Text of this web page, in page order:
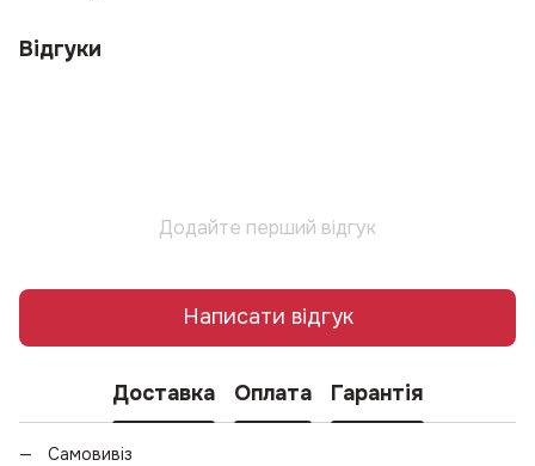
Відгуки
Додайте перший відгук
Написати відгук
Доставка Оплата Гарантія
Самовивіз